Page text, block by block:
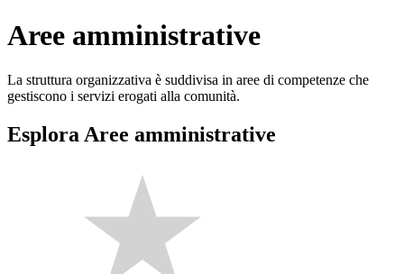
Aree amministrative
La struttura organizzativa è suddivisa in aree di competenze che
gestiscono i servizi erogati alla comunità.
Esplora Aree amministrative